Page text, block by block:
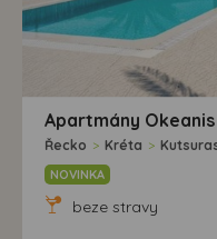
Apartmány
Řecko > Kréta >
NOVINKA
beze stravy